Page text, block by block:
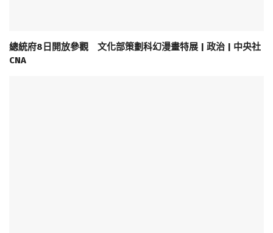
總統府8日開放參觀 文化部策劃科幻漫畫特展 | 政治 | 中央社
CNA